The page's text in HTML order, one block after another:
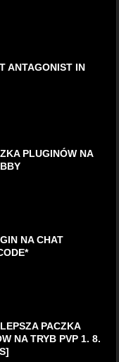
ANTAGONIST IN
PLUGINÓW NA
NA CHAT
PACZKA
NA TRYB PVP 1. 8.